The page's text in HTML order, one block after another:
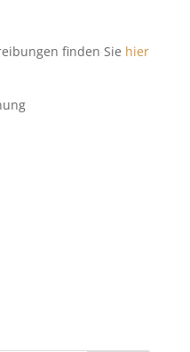
finden Sie hier